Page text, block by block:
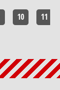
10 11